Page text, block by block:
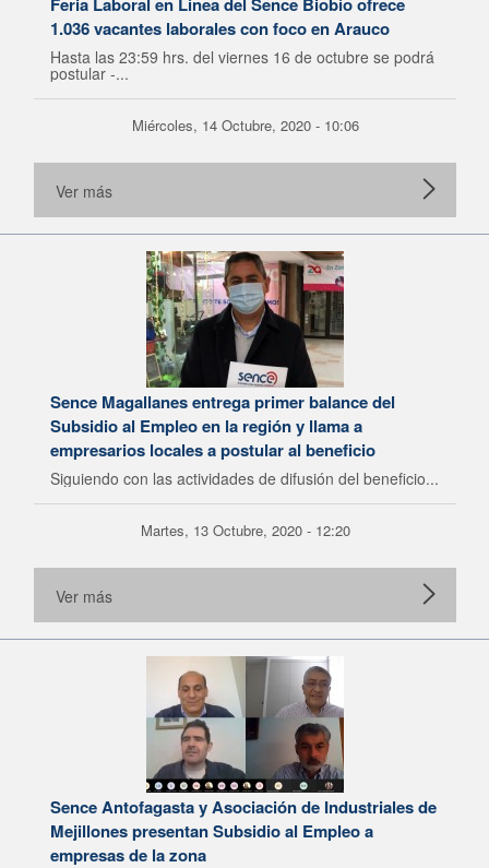
1.036 vacantes laborales con foco en Arauco
Hasta las 23:59 hrs. del viernes 16 de octubre se podrá
postular -...
Miércoles, 14 Octubre, 2020 - 10:06
Ver más
Sence Magallanes entrega primer balance del
Subsidio al Empleo en la región y llama a
empresarios locales a postular al beneficio
Siguiendo con las actividades de difusión del beneficio...
Martes, 13 Octubre, 2020 - 12:20
Ver más
Sence Antofagasta y Asociación de Industriales de
Mejillones presentan Subsidio al Empleo a
empresas de la zona